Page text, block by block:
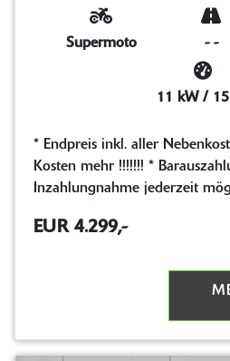
Supermoto - -
11 kW / 15
* Endpreis inkl. aller
Kosten mehr !!!!!!! *
Inzahlungnahme jederzeit
EUR 4.299,-